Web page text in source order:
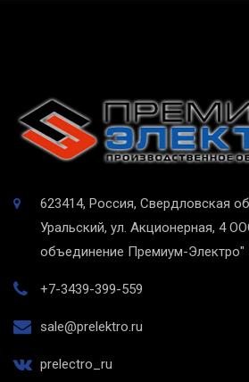
623414, Россия, Свердловская
Уральский, ул. Акционерная, 4
объединение Премиум-Электро"
+7-3439-399-559
sale@prelektro.ru
prelectro_ru